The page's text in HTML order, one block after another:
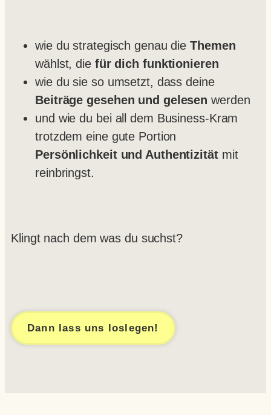
wie du strategisch genau dieThemen
wählst, die für dich funktionieren
wie du sie so umsetzt, dass deine
Beiträge gesehen und gelesen werden
und wie du bei all dem Business-Kram
trotzdem eine gute Portion
Persönlichkeit und Authentizitätmit
reinbringst.
Klingt nach dem was du suchst?
Dann lass uns loslegen!